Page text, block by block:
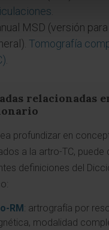
MSD (versión
Tomografía
relacionadas
profundizar en
a la artro-TC, puede
definiciones del
RM: artrografía por
modalidad